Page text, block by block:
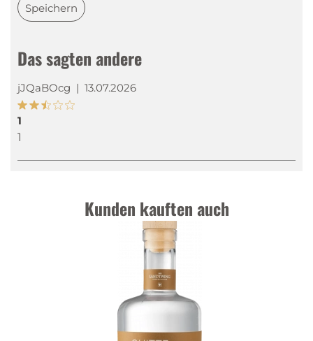
Das sagten andere
jJQaBOcg | 13.07.2026
1
1
Speichern
Kunden kauften auch